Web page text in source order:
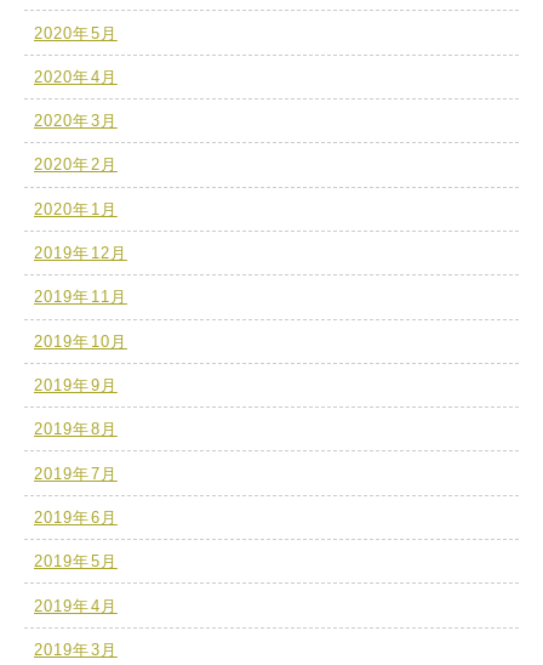
2020年5月
2020年4月
2020年3月
2020年2月
2020年1月
2019年12月
2019年11月
2019年10月
2019年9月
2019年8月
2019年7月
2019年6月
2019年5月
2019年4月
2019年3月